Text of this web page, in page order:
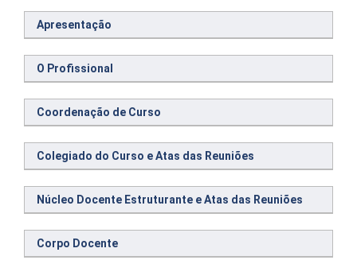
Apresentação
O Profissional
Coordenação de Curso
Colegiado do Curso e Atas das Reuniões
Núcleo Docente Estruturante e Atas das Reuniões
Corpo Docente